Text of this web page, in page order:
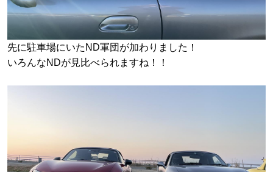
先に駐車場にいたND軍団が加わりました！
いろんなNDが見比べられますね！！